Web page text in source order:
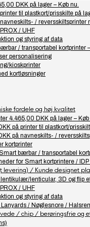
DKK på lager – Køb nu.
til plastkort/prisskilte på
/ reversskiltsprinter
/ UHF
og styring af data
/ transportabel kortprinter
personalisering
kioskprinter
kortløsninger
fordele og høj kvalitet
4.465,00 DKK på lager – Køb
på printer til plastkort/
på navneskilts- /
kortprinter
bærbar / transportabel
for Smart kortprintere /
levering) / Kunde designet
lentikulær/lenticular, 3D og flip
/ UHF
og styring af data
/ Nøglesnore /
/ chip / berøringsfrie og